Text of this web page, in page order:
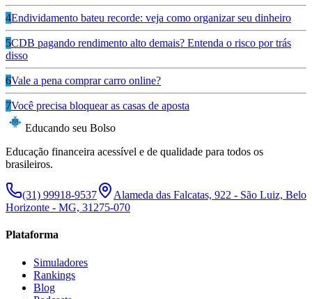
4Endividamento bateu recorde: veja como organizar seu dinheiro
5CDB pagando rendimento alto demais? Entenda o risco por trás
disso
6Vale a pena comprar carro online?
7Você precisa bloquear as casas de aposta
Educando seu Bolso
Educação financeira acessível e de qualidade para todos os
brasileiros.
(31) 99918-9537
Alameda das Falcatas, 922 - São Luiz, Belo
Horizonte - MG, 31275-070
Plataforma
Simuladores
Rankings
Blog